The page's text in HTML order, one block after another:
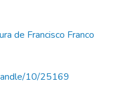
de Francisco Franco
10/25169